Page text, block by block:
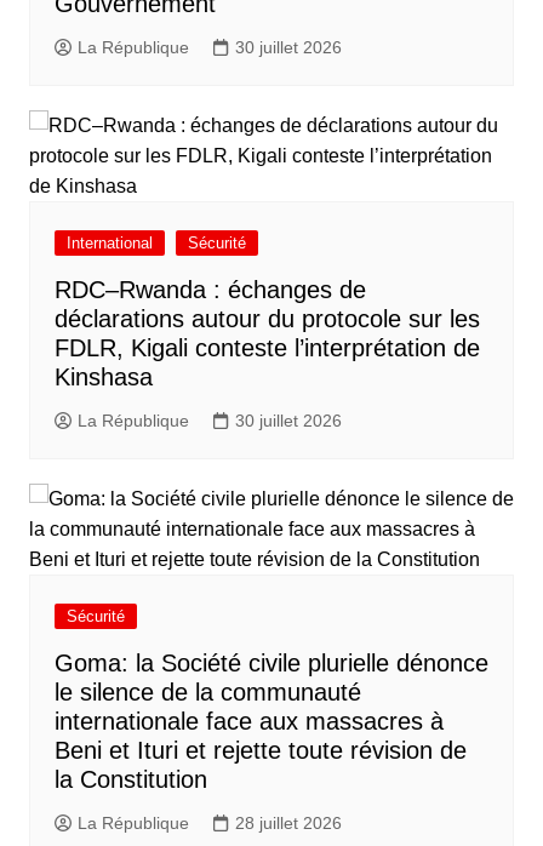
La République 30 juillet 2026
International Sécurité
RDC–Rwanda : échanges de
déclarations autour du protocole sur les
FDLR, Kigali conteste l’interprétation de
Kinshasa
La République 30 juillet 2026
Sécurité
Goma: la Société civile plurielle dénonce
le silence de la communauté
internationale face aux massacres à
Beni et Ituri et rejette toute révision de
la Constitution
La République 28 juillet 2026